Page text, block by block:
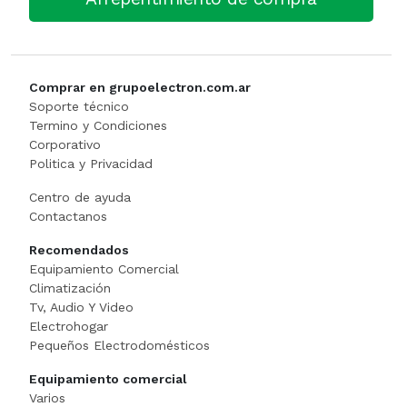
Comprar en grupoelectron.com.ar
Soporte técnico
Termino y Condiciones
Corporativo
Politica y Privacidad
Centro de ayuda
Contactanos
Recomendados
Equipamiento Comercial
Climatización
Tv, Audio Y Video
Electrohogar
Pequeños Electrodomésticos
Equipamiento comercial
Varios
Cortadora De Fiambre
Embutidora
Envasadora Al Vacio
Extractor
FERMENTADORA
Freidora
Tostadoras
PISTOLAS DE CALO
Sensitiva
SET HERRAMIENT
SOLDADOR
SOPLADOR